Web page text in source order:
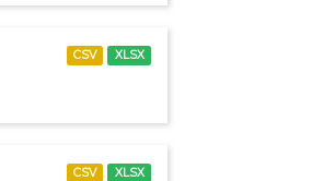
CSV XLSX
CSV XLSX